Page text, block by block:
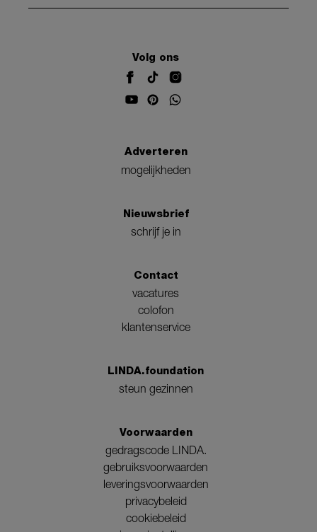
Volg ons
Adverteren
mogelijkheden
Nieuwsbrief
schrijf je in
Contact
vacatures
colofon
klantenservice
LINDA.foundation
steun gezinnen
Voorwaarden
gedragscode LINDA.
gebruiksvoorwaarden
leveringsvoorwaarden
privacybeleid
cookiebeleid